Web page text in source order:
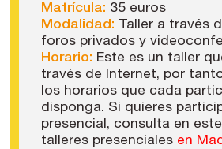
Matrícula: 35 euros
Modalidad: Taller a través
foros privados y
Horario: Este es un taller
través de Internet, por
los horarios que cada
disponga. Si quieres
presencial, consulta en
talleres presenciales en